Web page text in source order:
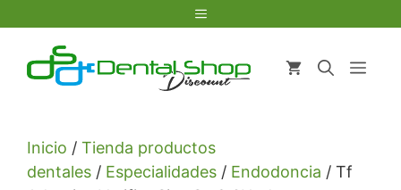
contenido
Menú
Inicio / Tienda productos
dentales / Especialidades / Endodoncia / Tf